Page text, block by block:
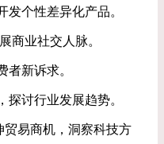
个性差异化产品。
商业社交人脉。
者新诉求。
探讨行业发展趋势。
贸易商机，洞察科技方